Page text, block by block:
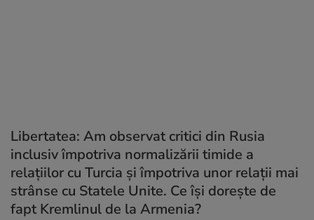
Libertatea: Am observat critici din Rusia
inclusiv împotriva normalizării timide a
relațiilor cu Turcia și împotriva unor relații mai
strânse cu Statele Unite. Ce își dorește de
fapt Kremlinul de la Armenia?